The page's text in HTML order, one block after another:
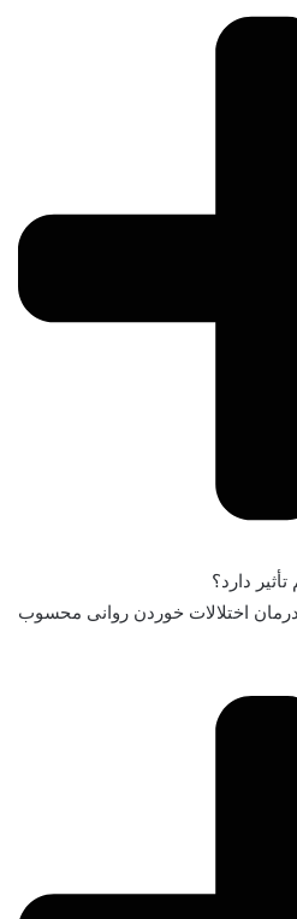
دارد؟
اختلالات خوردن روانی محسوب